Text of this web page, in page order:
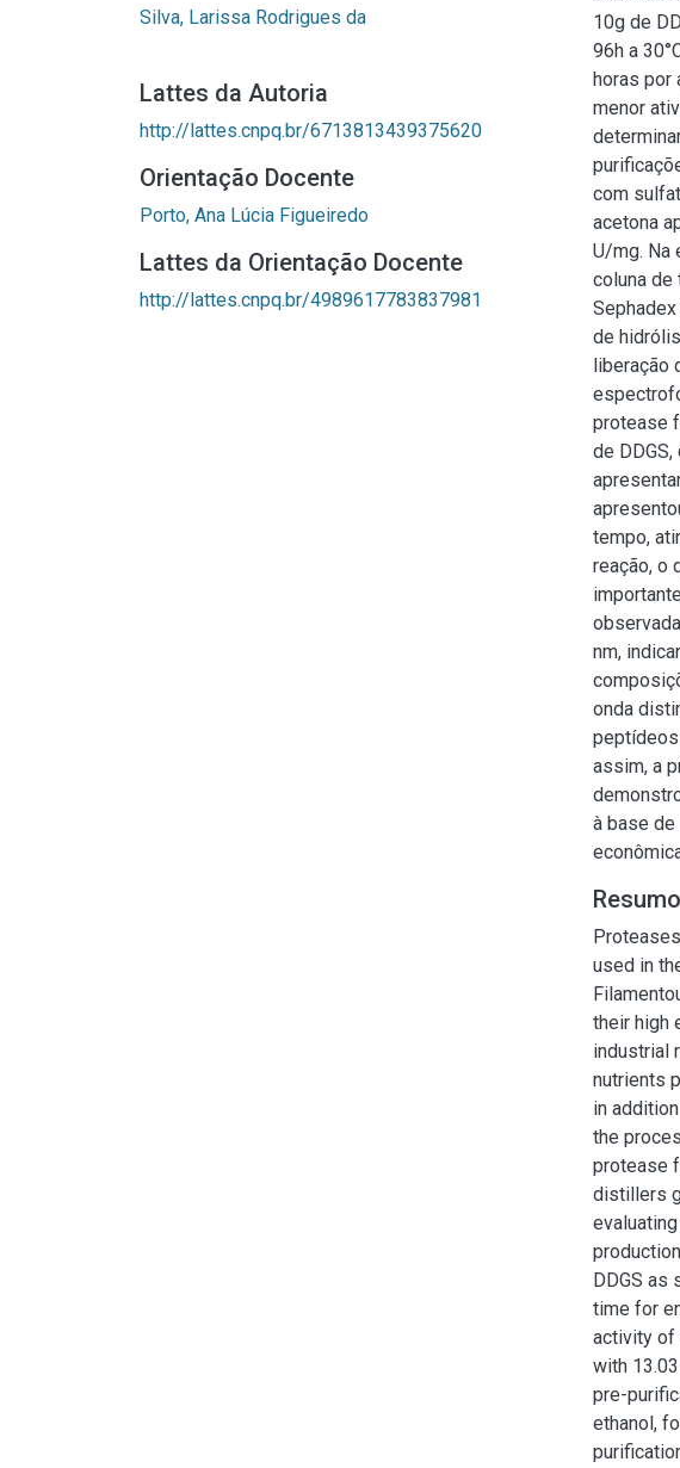
Silva, Larissa Rodrigues da
Lattes da Autoria
http://lattes.cnpq.br/6713813439375620
Orientação Docente
Porto, Ana Lúcia Figueiredo
Lattes da Orientação Docente
http://lattes.cnpq.br/4989617783837981
10g de
96h a
horas por
menor
com
acetona
U/mg. Na
coluna de
de
liberação
protease
de
tempo,
reação, o
nm,
onda
assim, a
à base
used in
their high
industrial
nutrients
in
the
protease
distillers
DDGS as
time for
activity of
with
pre-
ethanol,